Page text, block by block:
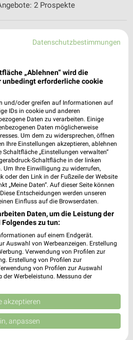
2 Prospekte
Straße 1
21:00 Uhr | Schließt in 31 Min.
21-31
20:00 Uhr | Geschlossen
1 Prospekt
20:00 Uhr | Geschlossen
4 Prospekte
Discount Ottersberg
Datenschutzbestimmungen
„Ablehnen“ wird die
erforderliche cookie
und/oder greifen auf Informationen auf
IDs in cookie und anderen
Daten zu verarbeiten. Einige
Daten möglicherweise
Um dem zu widersprechen, öffnen
Ihre Einstellungen akzeptieren, ablehnen
„Einstellungen verwalten“
Schaltfläche in der linken
Um Ihre Einwilligung zu widerrufen,
oder den Link in der Fußzeile der Website
„Meine Daten“. Auf dieser Seite können
Entscheidungen werden unseren
Einfluss auf die Browserdaten.
Daten, um die Leistung der
zu tun:
auf einem Endgerät.
Auswahl von Werbeanzeigen. Erstellung
Verwendung von Profilen zur
Erstellung von Profilen zur
von Profilen zur Auswahl
Werbeleistung. Messung der
Quellen. Entwicklung und
reduzierter Daten zur Auswahl
Union weitergegeben und in die
akzeptieren
anpassen